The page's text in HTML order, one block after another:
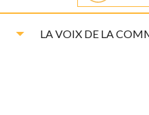
Toggle Dropdown
LA VOIX DE LA